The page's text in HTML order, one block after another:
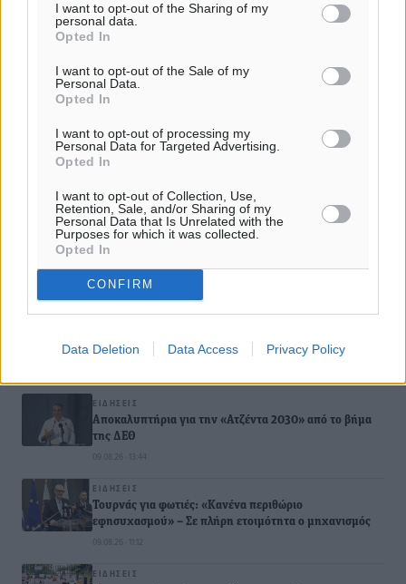
I want to opt-out of the Sharing of my
personal data.
Opted In
I want to opt-out of the Sale of my
Personal Data.
Opted In
I want to opt-out of processing my
Personal Data for Targeted Advertising.
Opted In
I want to opt-out of Collection, Use,
Retention, Sale, and/or Sharing of my
Personal Data that Is Unrelated with the
Purposes for which it was collected.
Opted In
CONFIRM
Data Deletion Data Access Privacy Policy
τουρισμού το 2019-2022
πόλεμο στη Μέση Ανατολή
Μαρινάκης: Οι θετικές επιδόσεις της οικονομίας πρέπει να
μεταφράζονται σε θετικές ειδήσεις για τη ζωή των πολιτών
Θετικές προοπτικές και “ούριο άνεμο” για την κρουαζιέρα
βλέπει η Celestyal Cruises
ΔΙΑΒΑΣΕ ΕΠΙΣΗΣ
ΕΙΔΉΣΕΙΣ
Αποκαλυπτήρια για την «Ατζέντα 2030» από το βήμα
της ΔΕΘ
09.08.26 · 13:44
ΕΙΔΉΣΕΙΣ
Τουρνάς για φωτιές: «Κανένα περιθώριο
εφησυχασμού» – Σε πλήρη ετοιμότητα ο μηχανισμός
09.08.26 · 11:12
ΕΙΔΉΣΕΙΣ